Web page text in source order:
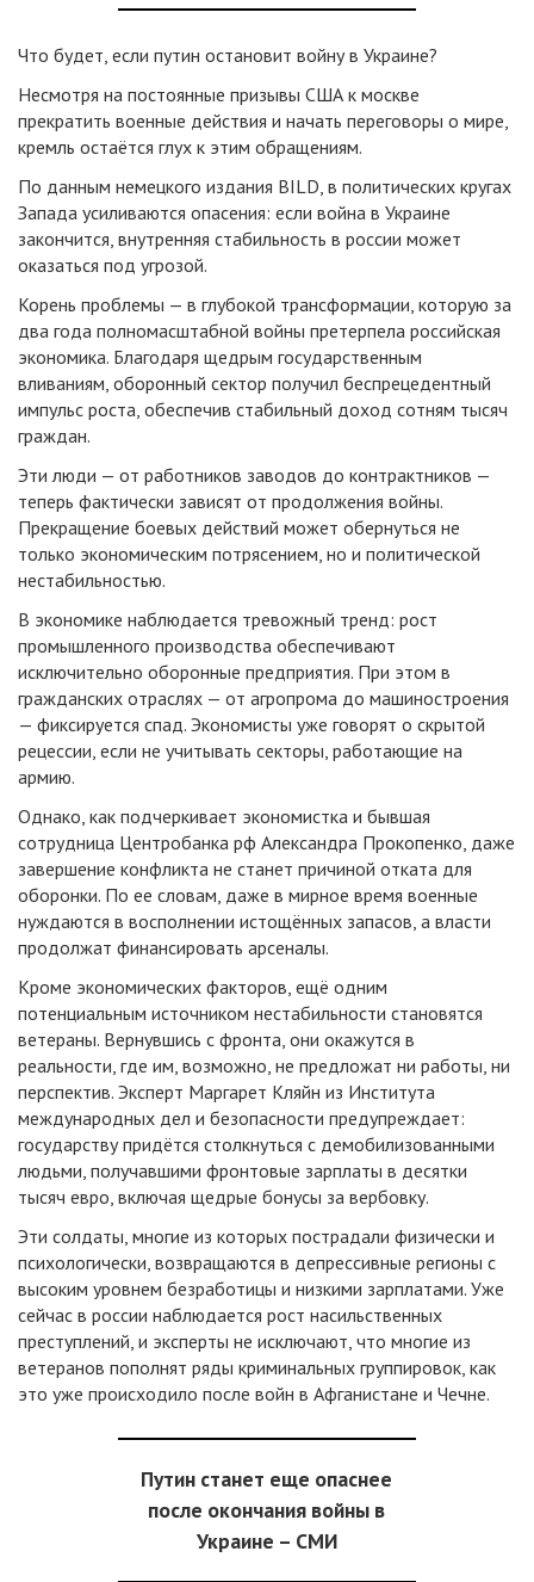
Что будет, если путин остановит войну в Украине?
Несмотря на постоянные призывы США к москве
прекратить военные действия и начать переговоры о мире,
кремль остаётся глух к этим обращениям.
По данным немецкого издания BILD, в политических кругах
Запада усиливаются опасения: если война в Украине
закончится, внутренняя стабильность в россии может
оказаться под угрозой.
Корень проблемы — в глубокой трансформации, которую за
два года полномасштабной войны претерпела российская
экономика. Благодаря щедрым государственным
вливаниям, оборонный сектор получил беспрецедентный
импульс роста, обеспечив стабильный доход сотням тысяч
граждан.
Эти люди — от работников заводов до контрактников —
теперь фактически зависят от продолжения войны.
Прекращение боевых действий может обернуться не
только экономическим потрясением, но и политической
нестабильностью.
В экономике наблюдается тревожный тренд: рост
промышленного производства обеспечивают
исключительно оборонные предприятия. При этом в
гражданских отраслях — от агропрома до машиностроения
— фиксируется спад. Экономисты уже говорят о скрытой
рецессии, если не учитывать секторы, работающие на
армию.
Однако, как подчеркивает экономистка и бывшая
сотрудница Центробанка рф Александра Прокопенко, даже
завершение конфликта не станет причиной отката для
оборонки. По ее словам, даже в мирное время военные
нуждаются в восполнении истощённых запасов, а власти
продолжат финансировать арсеналы.
Кроме экономических факторов, ещё одним
потенциальным источником нестабильности становятся
ветераны. Вернувшись с фронта, они окажутся в
реальности, где им, возможно, не предложат ни работы, ни
перспектив. Эксперт Маргарет Кляйн из Института
международных дел и безопасности предупреждает:
государству придётся столкнуться с демобилизованными
людьми, получавшими фронтовые зарплаты в десятки
тысяч евро, включая щедрые бонусы за вербовку.
Эти солдаты, многие из которых пострадали физически и
психологически, возвращаются в депрессивные регионы с
высоким уровнем безработицы и низкими зарплатами. Уже
сейчас в россии наблюдается рост насильственных
преступлений, и эксперты не исключают, что многие из
ветеранов пополнят ряды криминальных группировок, как
это уже происходило после войн в Афганистане и Чечне.
Путин станет еще опаснее
после окончания войны в
Украине – СМИ